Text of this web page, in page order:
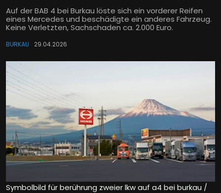
Auf der BAB 4 bei Burkau löste sich ein vorderer Reifen
eines Mercedes und beschädigte ein anderes Fahrzeug.
Keine Verletzten, Sachschaden ca. 2.000 Euro.
BURKAU 29.04.2026
Symbolbild für berührung zweier lkw auf a4 bei burkau /